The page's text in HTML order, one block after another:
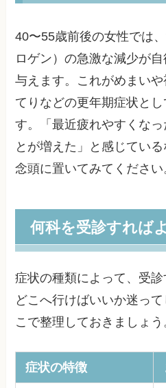
40〜55歳前後の女性では
ロゲン）の急激な減少が
与えます。これがめまい
てりなどの更年期症状と
す。「最近疲れやすくな
とが増えた」と感じてい
念頭に置いてみてください
何科を受診すれば
症状の種類によって、受診
どこへ行けばいいか迷っ
こで整理しておきましょう
症状の特徴